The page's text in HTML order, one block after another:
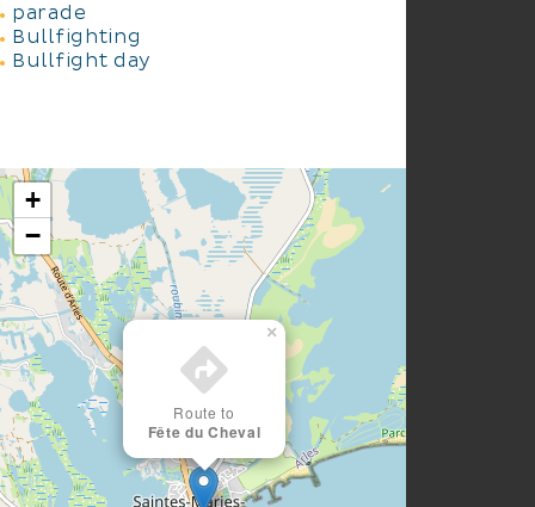
parade
Bullfighting
Bullfight day
Route to
Fête du Cheval
×
+
−